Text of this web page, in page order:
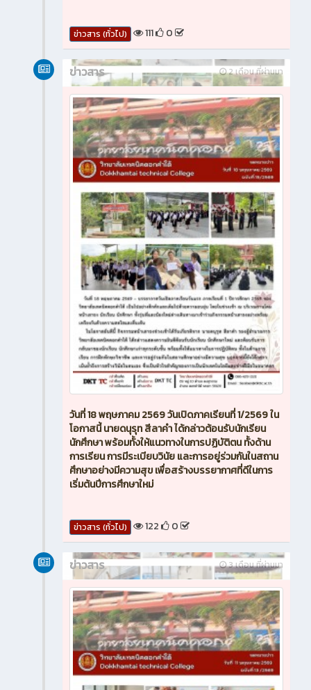
ข่าวสาร (ทั่วไป) 111 0
2 เดือน ที่ผ่านมา
ข่าวสาร
วันที่ 18 พฤษภาคม 2569 วันเปิดภาคเรียนที่ 1/2569 ใน
โอกาสนี้ นายดนุรุท สีลาคำ ได้กล่าวต้อนรับนักเรียน
นักศึกษา พร้อมทั้งให้แนวทางในการปฏิบัติตน ทั้งด้าน
การเรียน การมีระเบียบวินัย และการอยู่ร่วมกันในสถาน
ศึกษาอย่างมีความสุข เพื่อสร้างบรรยากาศที่ดีในการ
เริ่มต้นปีการศึกษาใหม่
ข่าวสาร (ทั่วไป) 122 0
3 เดือน ที่ผ่านมา
ข่าวสาร